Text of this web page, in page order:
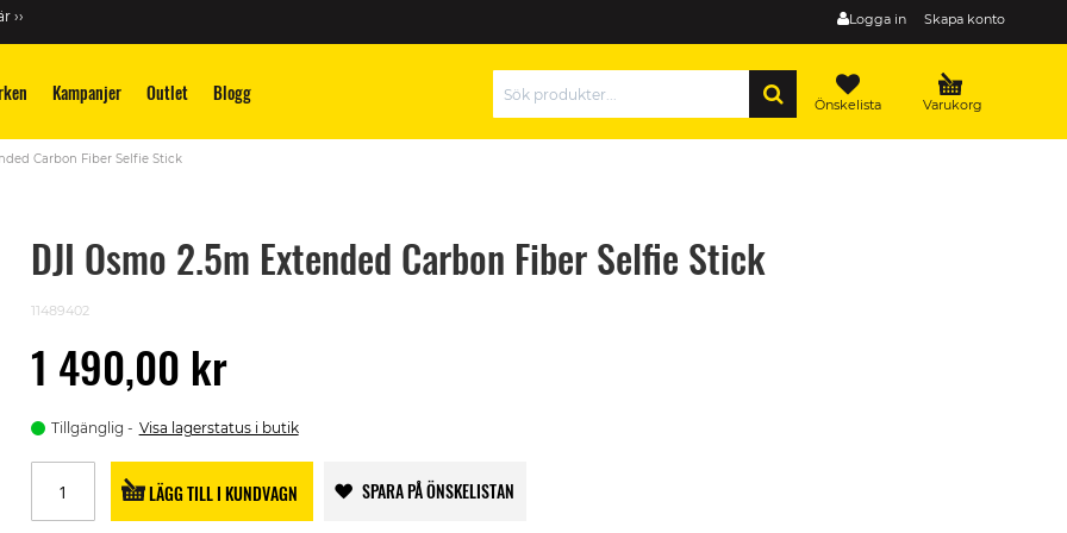
Logga in Skapa konto
››
Kampanjer Outlet Blogg Varukorg
Önskelista
Carbon Fiber Selfie Stick
DJI Osmo 2.5m Extended Carbon Fiber Selfie Stick
11489402
1 490,00 kr
Tillgänglig Visa lagerstatus i butik
LÄGG TILL I KUNDVAGN SPARA PÅ ÖNSKELISTAN